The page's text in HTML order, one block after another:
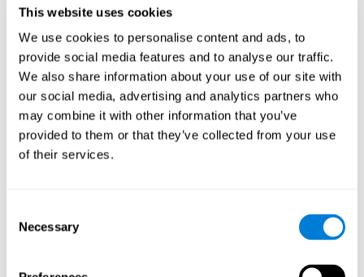
This website uses cookies
We use cookies to personalise content and ads, to
provide social media features and to analyse our traffic.
We also share information about your use of our site with
our social media, advertising and analytics partners who
may combine it with other information that you’ve
provided to them or that they’ve collected from your use
of their services.
Selection
Necessary
Танин мэдэхүйн Ой тогтоолын
тест
(CAB-ME)
төвлөрлөрөл, төлөвлөлт зэрэг олон төрлийн танин
мэдэхүйн чадварыг хэмждэг. Энэ тест нь нийтдээ 15